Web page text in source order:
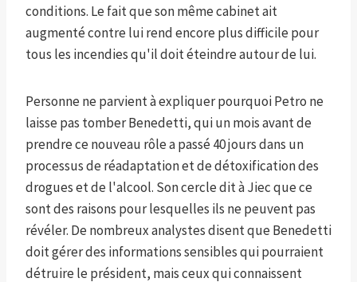
conditions. Le fait que son même cabinet ait
augmenté contre lui rend encore plus difficile pour
tous les incendies qu'il doit éteindre autour de lui.
Personne ne parvient à expliquer pourquoi Petro ne
laisse pas tomber Benedetti, qui un mois avant de
prendre ce nouveau rôle a passé 40 jours dans un
processus de réadaptation et de détoxification des
drogues et de l'alcool. Son cercle dit à Jiec que ce
sont des raisons pour lesquelles ils ne peuvent pas
révéler. De nombreux analystes disent que Benedetti
doit gérer des informations sensibles qui pourraient
détruire le président, mais ceux qui connaissent